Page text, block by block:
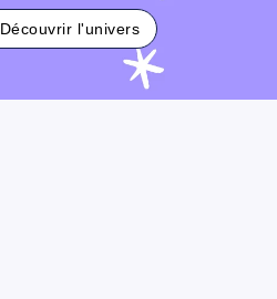
Découvrir l'univers